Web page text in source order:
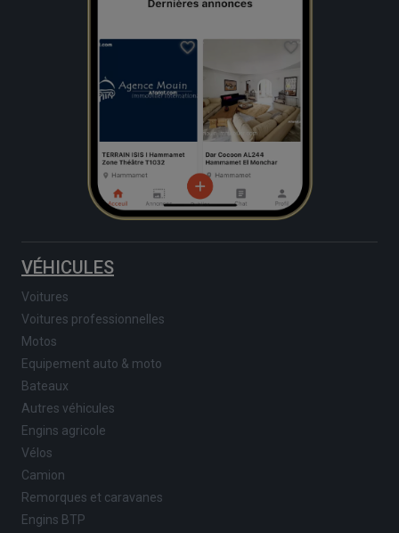
VÉHICULES
Voitures
Voitures professionnelles
Motos
Equipement auto & moto
Bateaux
Autres véhicules
Engins agricole
Vélos
Camion
Remorques et caravanes
Engins BTP